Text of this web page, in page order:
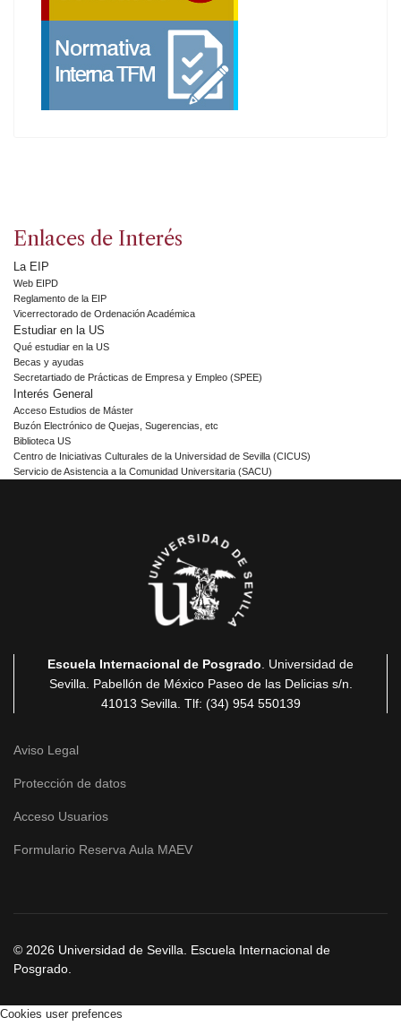
Enlaces de Interés
La EIP
Web EIPD
Reglamento de la EIP
Vicerrectorado de Ordenación Académica
Estudiar en la US
Qué estudiar en la US
Becas y ayudas
Secretartiado de Prácticas de Empresa y Empleo (SPEE)
Interés General
Acceso Estudios de Máster
Buzón Electrónico de Quejas, Sugerencias, etc
Biblioteca US
Centro de Iniciativas Culturales de la Universidad de Sevilla (CICUS)
Servicio de Asistencia a la Comunidad Universitaria (SACU)
Escuela Internacional de Posgrado. Universidad de
Sevilla. Pabellón de México Paseo de las Delicias s/n.
41013 Sevilla. Tlf: (34) 954 550139
Aviso Legal
Protección de datos
Acceso Usuarios
Formulario Reserva Aula MAEV
© 2026 Universidad de Sevilla. Escuela Internacional de
Posgrado.
Cookies user prefences